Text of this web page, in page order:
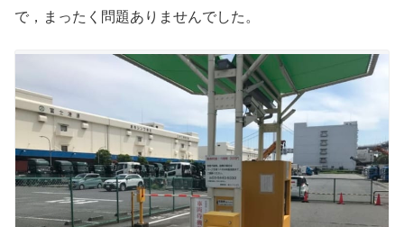
で，まったく問題ありませんでした。